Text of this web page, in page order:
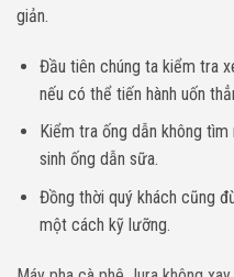
giản.
Đầu tiên chúng ta kiểm tra
nếu có thể tiến hành uốn
Kiểm tra ống dẫn không
sinh ống dẫn sữa.
Đồng thời quý khách cũng
một cách kỹ lưỡng.